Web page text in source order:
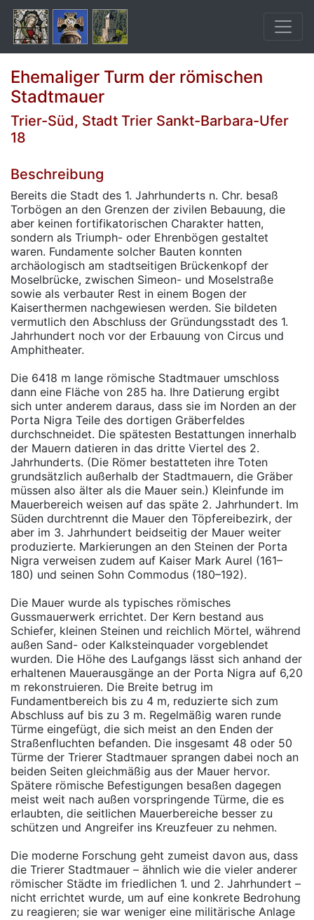
Ehemaliger Turm der römischen
Stadtmauer
Trier-Süd, Stadt Trier Sankt-Barbara-Ufer
18
Beschreibung
Bereits die Stadt des 1. Jahrhunderts n. Chr. besaß
Torbögen an den Grenzen der zivilen Bebauung, die
aber keinen fortifikatorischen Charakter hatten,
sondern als Triumph- oder Ehrenbögen gestaltet
waren. Fundamente solcher Bauten konnten
archäologisch am stadtseitigen Brückenkopf der
Moselbrücke, zwischen Simeon- und Moselstraße
sowie als verbauter Rest in einem Bogen der
Kaiserthermen nachgewiesen werden. Sie bildeten
vermutlich den Abschluss der Gründungsstadt des 1.
Jahrhundert noch vor der Erbauung von Circus und
Amphitheater.
Die 6418 m lange römische Stadtmauer umschloss
dann eine Fläche von 285 ha. Ihre Datierung ergibt
sich unter anderem daraus, dass sie im Norden an der
Porta Nigra Teile des dortigen Gräberfeldes
durchschneidet. Die spätesten Bestattungen innerhalb
der Mauern datieren in das dritte Viertel des 2.
Jahrhunderts. (Die Römer bestatteten ihre Toten
grundsätzlich außerhalb der Stadtmauern, die Gräber
müssen also älter als die Mauer sein.) Kleinfunde im
Mauerbereich weisen auf das späte 2. Jahrhundert. Im
Süden durchtrennt die Mauer den Töpfereibezirk, der
aber im 3. Jahrhundert beidseitig der Mauer weiter
produzierte. Markierungen an den Steinen der Porta
Nigra verweisen zudem auf Kaiser Mark Aurel (161–
180) und seinen Sohn Commodus (180–192).
Die Mauer wurde als typisches römisches
Gussmauerwerk errichtet. Der Kern bestand aus
Schiefer, kleinen Steinen und reichlich Mörtel, während
außen Sand- oder Kalksteinquader vorgeblendet
wurden. Die Höhe des Laufgangs lässt sich anhand der
erhaltenen Mauerausgänge an der Porta Nigra auf 6,20
m rekonstruieren. Die Breite betrug im
Fundamentbereich bis zu 4 m, reduzierte sich zum
Abschluss auf bis zu 3 m. Regelmäßig waren runde
Türme eingefügt, die sich meist an den Enden der
Straßenfluchten befanden. Die insgesamt 48 oder 50
Türme der Trierer Stadtmauer sprangen dabei noch an
beiden Seiten gleichmäßig aus der Mauer hervor.
Spätere römische Befestigungen besaßen dagegen
meist weit nach außen vorspringende Türme, die es
erlaubten, die seitlichen Mauerbereiche besser zu
schützen und Angreifer ins Kreuzfeuer zu nehmen.
Die moderne Forschung geht zumeist davon aus, dass
die Trierer Stadtmauer – ähnlich wie die vieler anderer
römischer Städte im friedlichen 1. und 2. Jahrhundert –
nicht errichtet wurde, um auf eine konkrete Bedrohung
zu reagieren; sie war weniger eine militärische Anlage